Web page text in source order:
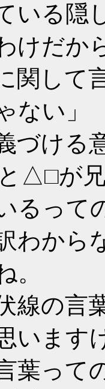
いる隠
けだか
関して
ない」
づける
と△□が
るって
わから
。
線の言
います
葉って